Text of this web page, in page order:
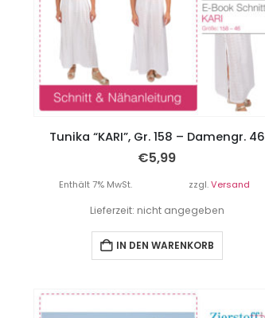
Tunika “KARI”, Gr. 158 – Damengr. 46
€5,99
Enthält 7% MwSt. zzgl.Versand
Lieferzeit: nicht angegeben
IN DEN WARENKORB